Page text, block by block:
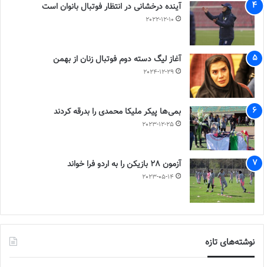
آینده درخشانی در انتظار فوتبال بانوان است
2022-12-10
آغاز لیگ دسته دوم فوتبال زنان از بهمن
2024-12-29
بمی‌ها پیکر ملیکا محمدی را بدرقه کردند
2023-12-25
آزمون 28 بازیکن را به اردو فرا خواند
2023-05-14
نوشته‌های تازه